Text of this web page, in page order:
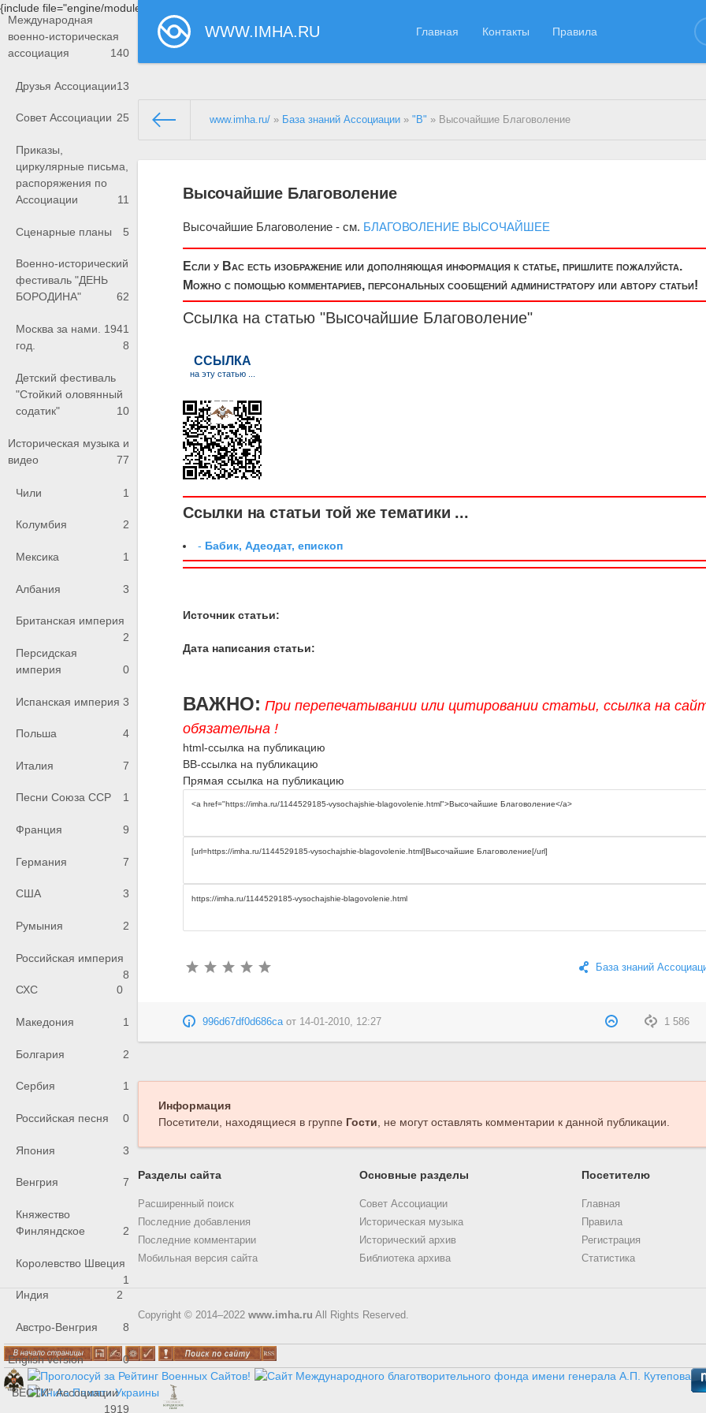
{include file="engine/modules/saperu/head.php"}
WWW.IMHA.RU Главная Контакты Правила
Международная
военно-историческая
ассоциация
140
Друзья Ассоциации13
Совет Ассоциации 25
Приказы,
циркулярные письма,
распоряжения по
Ассоциации
11
Сценарные планы 5
Военно-исторический
фестиваль "ДЕНЬ
БОРОДИНА"
62
Москва за нами. 1941
год.
8
Детский фестиваль
"Стойкий оловянный
содатик"
10
Историческая музыка и
видео
77
Чили 1
Колумбия 2
Мексика 1
Албания 3
Британская империя
2
Персидская
империя
0
Испанская империя 3
Польша 4
Италия 7
Песни Союза ССР 1
Франция 9
Германия 7
США 3
Румыния 2
Российская империя
8
СХС
0
Македония 1
Болгария 2
Сербия 1
Российская песня 0
Япония 3
Венгрия 7
Княжество
Финляндское
2
Королевство Швеция
1
Индия
2
Австро-Венгрия 8
English version 0
"ВЕСТИ" Ассоциации
1919
www.imha.ru/ » База знаний Ассоциации »"В" » Высочайшие Благоволение
Высочайшие Благоволение
Высочайшие Благоволение - см. БЛАГОВОЛЕНИЕ ВЫСОЧАЙШЕЕ
Если у Вас есть изображение или дополняющая информация к статье, пришлите пожалуйста.
Можно с помощью комментариев, персональных сообщений администратору или автору статьи!
Ссылка на статью "Высочайшие Благоволение"
Ссылки на статьи той же тематики ...
- Бабик, Адеодат, епископ
Источник статьи:
Дата написания статьи:
ВАЖНО: При перепечатывании или цитировании статьи, ссылка на
обязательна !
html-ссылка на публикацию
BB-ссылка на публикацию
Прямая ссылка на публикацию
База знаний
1 586
996d67df0d686caот 14-01-2010, 12:27
Информация
Посетители, находящиеся в группе Гости, не могут оставлять комментарии к данной публикации.
Разделы сайта
Расширенный поиск
Последние добавления
Последние комментарии
Мобильная версия сайта
Основные разделы
Совет Ассоциации
Историческая музыка
Исторический архив
Библиотека архива
Посетителю
Главная
Правила
Регистрация
Статистика
Copyright © 2014–2022 www.imha.ru All Rights Reserved.